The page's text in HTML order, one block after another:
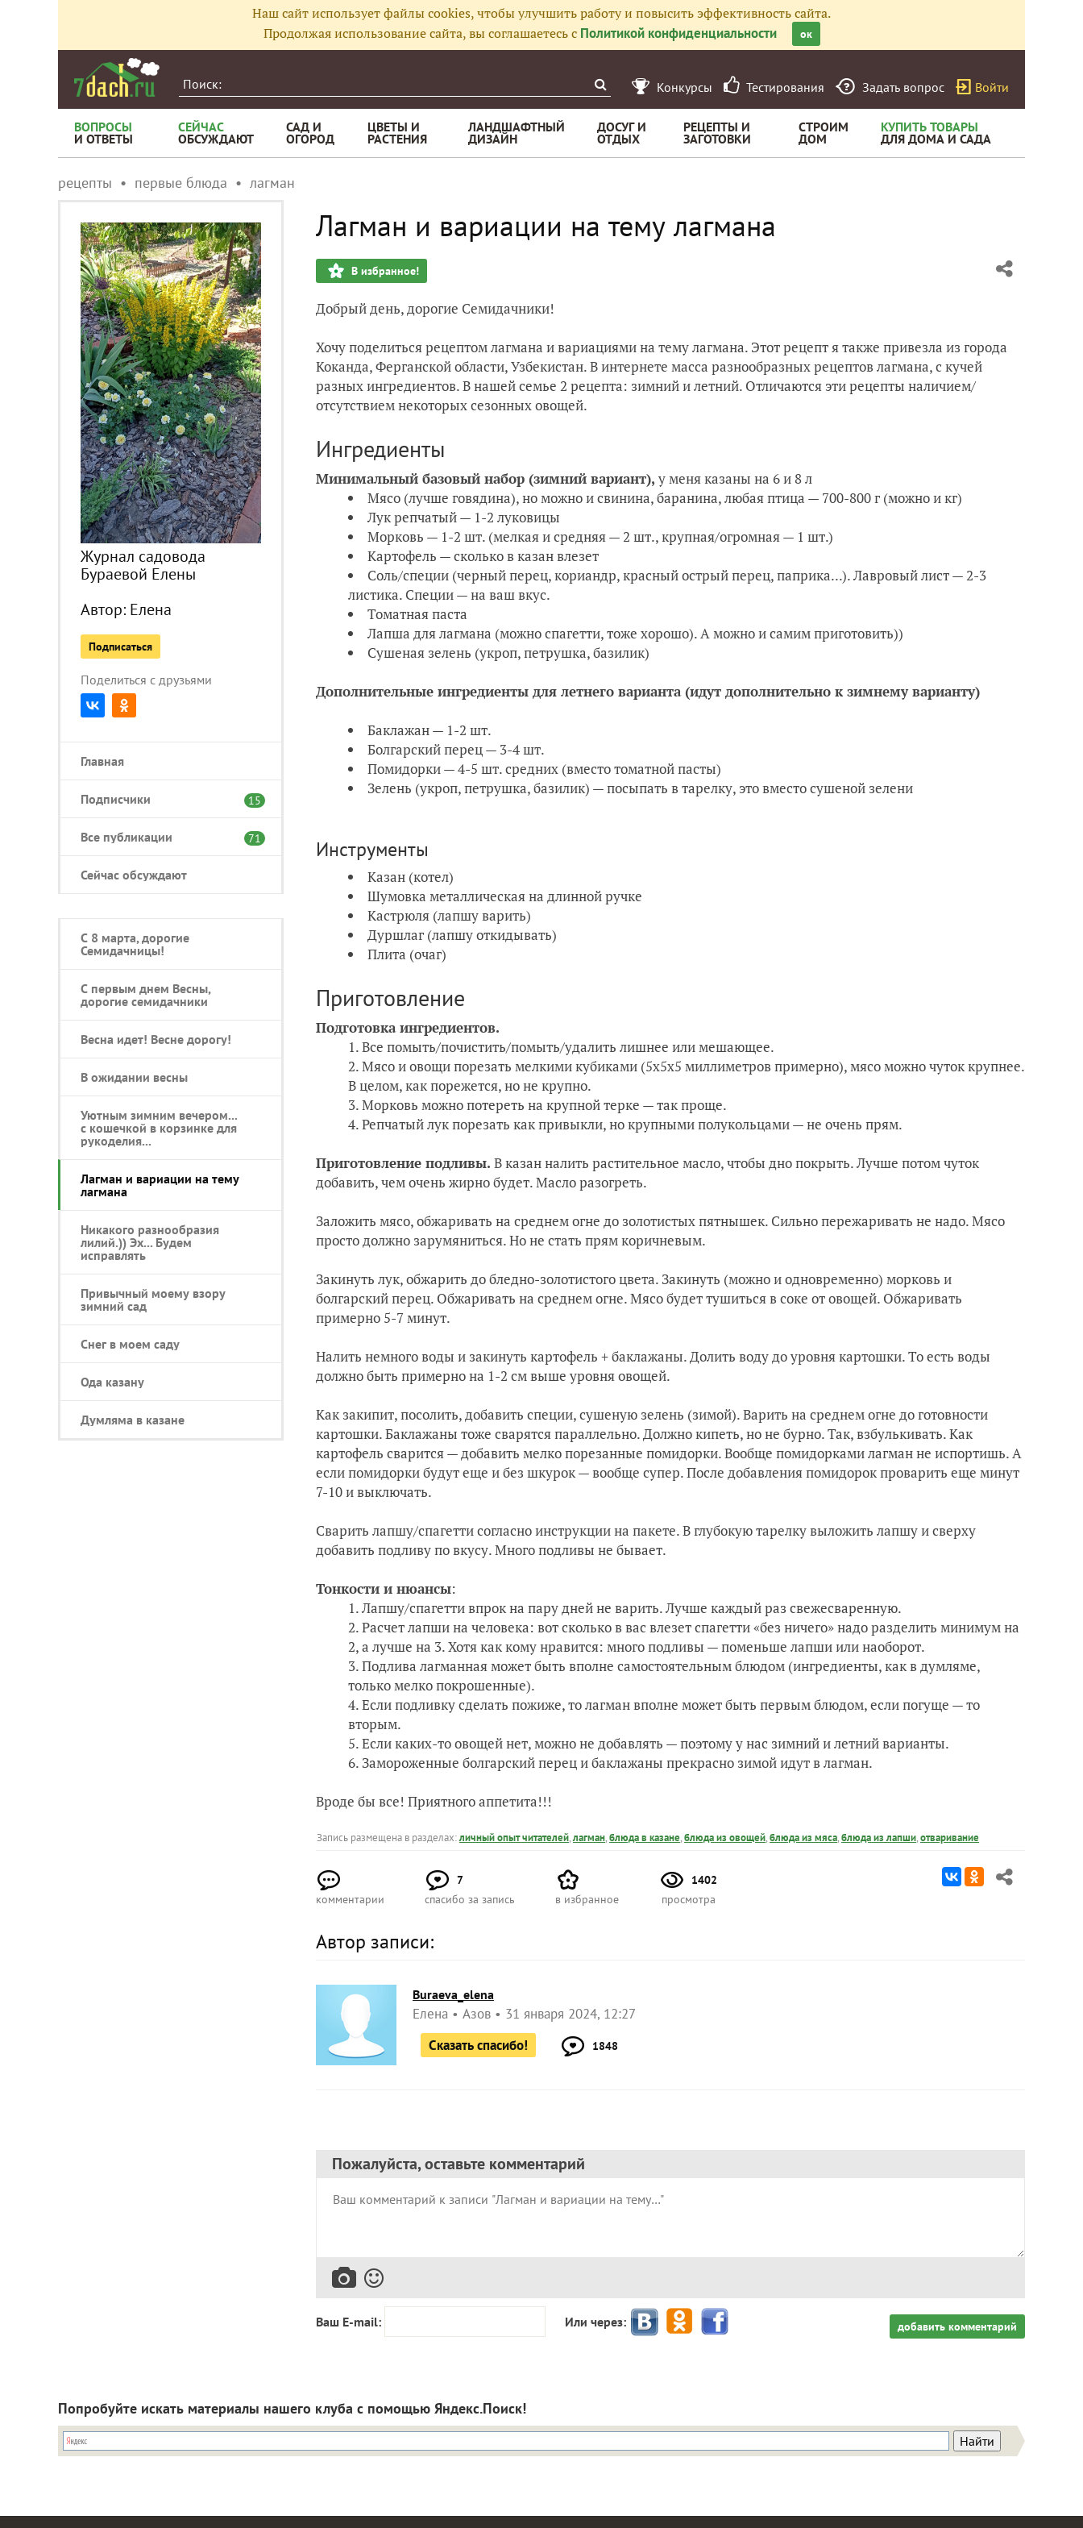
Наш сайт использует файлы cookies, чтобы улучшить работу и повысить эффективность сайта.
Продолжая использование сайта, вы соглашаетесь с Политикой конфиденциальности ок
Конкурсы Тестирования Задать вопрос Войти
ВОПРОСЫ
И ОТВЕТЫ
СЕЙЧАС
ОБСУЖДАЮТ
САД И
ОГОРОД
ЦВЕТЫ И
РАСТЕНИЯ
ЛАНДШАФТНЫЙ
ДИЗАЙН
ДОСУГ И
ОТДЫХ
РЕЦЕПТЫ И
ЗАГОТОВКИ
СТРОИМ
ДОМ
КУПИТЬ ТОВАРЫ
ДЛЯ ДОМА И САДА
рецепты первые блюда лагман
Журнал садовода
Бураевой Елены
Автор: Елена
Подписаться
Поделиться с друзьями
Главная
Подписчики 15
Все публикации 71
Сейчас обсуждают
С 8 марта, дорогие
Семидачницы!
С первым днем Весны,
дорогие семидачники
Весна идет! Весне дорогу!
В ожидании весны
Уютным зимним вечером...
с кошечкой в корзинке для
рукоделия...
Лагман и вариации на тему
лагмана
Никакого разнообразия
лилий.)) Эх... Будем
исправлять
Привычный моему взору
зимний сад
Снег в моем саду
Ода казану
Думляма в казане
Лагман и вариации на тему лагмана
В избранное!
Добрый день, дорогие Семидачники!
Хочу поделиться рецептом лагмана и вариациями на тему лагмана. Этот рецепт я также привезла из города
Коканда, Ферганской области, Узбекистан. В интернете масса разнообразных рецептов лагмана, с кучей
разных ингредиентов. В нашей семье 2 рецепта: зимний и летний. Отличаются эти рецепты наличием/
отсутствием некоторых сезонных овощей.
Ингредиенты
Минимальный базовый набор (зимний вариант), у меня казаны на 6 и 8 л
Мясо (лучше говядина), но можно и свинина, баранина, любая птица — 700-800 г (можно и кг)
Лук репчатый — 1-2 луковицы
Морковь — 1-2 шт. (мелкая и средняя — 2 шт., крупная/огромная — 1 шт.)
Картофель — сколько в казан влезет
Соль/специи (черный перец, кориандр, красный острый перец, паприка...). Лавровый лист — 2-3
листика. Специи — на ваш вкус.
Томатная паста
Лапша для лагмана (можно спагетти, тоже хорошо). А можно и самим приготовить))
Сушеная зелень (укроп, петрушка, базилик)
Дополнительные ингредиенты для летнего варианта (идут дополнительно к зимнему варианту)
Баклажан — 1-2 шт.
Болгарский перец — 3-4 шт.
Помидорки — 4-5 шт. средних (вместо томатной пасты)
Зелень (укроп, петрушка, базилик) — посыпать в тарелку, это вместо сушеной зелени
Инструменты
Казан (котел)
Шумовка металлическая на длинной ручке
Кастрюля (лапшу варить)
Дуршлаг (лапшу откидывать)
Плита (очаг)
Приготовление
Подготовка ингредиентов.
Все помыть/почистить/помыть/удалить лишнее или мешающее.
Мясо и овощи порезать мелкими кубиками (5х5х5 миллиметров примерно), мясо можно чуток крупнее.
В целом, как порежется, но не крупно.
Морковь можно потереть на крупной терке — так проще.
Репчатый лук порезать как привыкли, но крупными полукольцами — не очень прям.
Приготовление подливы. В казан налить растительное масло, чтобы дно покрыть. Лучше потом чуток
добавить, чем очень жирно будет. Масло разогреть.
Заложить мясо, обжаривать на среднем огне до золотистых пятнышек. Сильно пережаривать не надо. Мясо
просто должно зарумяниться. Но не стать прям коричневым.
Закинуть лук, обжарить до бледно-золотистого цвета. Закинуть (можно и одновременно) морковь и
болгарский перец. Обжаривать на среднем огне. Мясо будет тушиться в соке от овощей. Обжаривать
примерно 5-7 минут.
Налить немного воды и закинуть картофель + баклажаны. Долить воду до уровня картошки. То есть воды
должно быть примерно на 1-2 см выше уровня овощей.
Как закипит, посолить, добавить специи, сушеную зелень (зимой). Варить на среднем огне до готовности
картошки. Баклажаны тоже сварятся параллельно. Должно кипеть, но не бурно. Так, взбулькивать. Как
картофель сварится — добавить мелко порезанные помидорки. Вообще помидорками лагман не испортишь. А
если помидорки будут еще и без шкурок — вообще супер. После добавления помидорок проварить еще минут
7-10 и выключать.
Сварить лапшу/спагетти согласно инструкции на пакете. В глубокую тарелку выложить лапшу и сверху
добавить подливу по вкусу. Много подливы не бывает.
Тонкости и нюансы:
Лапшу/спагетти впрок на пару дней не варить. Лучше каждый раз свежесваренную.
Расчет лапши на человека: вот сколько в вас влезет спагетти «без ничего» надо разделить минимум на
2, а лучше на 3. Хотя как кому нравится: много подливы — поменьше лапши или наоборот.
Подлива лагманная может быть вполне самостоятельным блюдом (ингредиенты, как в думляме,
только мелко покрошенные).
Если подливку сделать пожиже, то лагман вполне может быть первым блюдом, если погуще — то
вторым.
Если каких-то овощей нет, можно не добавлять — поэтому у нас зимний и летний варианты.
Замороженные болгарский перец и баклажаны прекрасно зимой идут в лагман.
Вроде бы все! Приятного аппетита!!!
Запись размещена в разделах:личный опыт читателей,лагман,блюда в казане,блюда из овощей,блюда из мяса,блюда из лапши,отваривание
комментарии
7
спасибо за запись
в избранное
1402
просмотра
Автор записи:
Buraeva_elena
Елена Азов
31 января 2024, 12:27
Сказать спасибо!
1848
Пожалуйста, оставьте комментарий
Ваш E-mail: Или через: добавить комментарий
Попробуйте искать материалы нашего клуба с помощью Яндекс.Поиск!